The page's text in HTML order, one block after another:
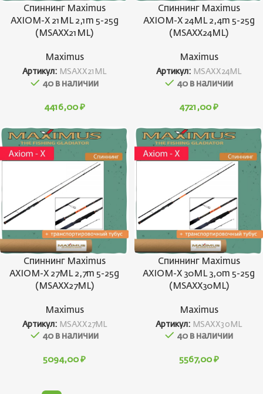
Спиннинг Maximus
AXIOM-X 21ML 2,1m 5-25g
(MSAXX21ML)
Maximus
Артикул: MSAXX21ML
40 в наличии
4416,00 ₽
Спиннинг Maximus
AXIOM-X 24ML 2,4m 5-25g
(MSAXX24ML)
Maximus
Артикул: MSAXX24ML
40 в наличии
4721,00 ₽
Спиннинг Maximus
AXIOM-X 27ML 2,7m 5-25g
(MSAXX27ML)
Maximus
Артикул: MSAXX27ML
40 в наличии
5094,00 ₽
Спиннинг Maximus
AXIOM-X 30ML 3,0m 5-25g
(MSAXX30ML)
Maximus
Артикул: MSAXX30ML
40 в наличии
5567,00 ₽